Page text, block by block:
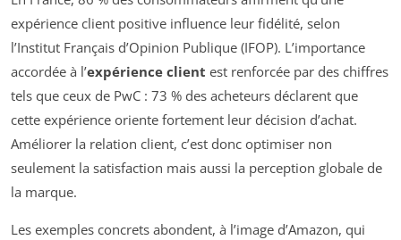
expérience client positive influence leur fidélité, selon
l’Institut Français d’Opinion Publique (IFOP). L’importance
accordée à l’expérience client est renforcée par des chiffres
tels que ceux de PwC : 73 % des acheteurs déclarent que
cette expérience oriente fortement leur décision d’achat.
Améliorer la relation client, c’est donc optimiser non
seulement la satisfaction mais aussi la perception globale de
la marque.
Les exemples concrets abondent, à l’image d’Amazon, qui